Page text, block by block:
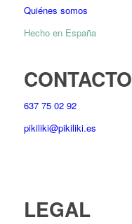
Quiénes somos
Hecho en España
CONTACTO
637 75 02 92
pikiliki@pikiliki.es
LEGAL